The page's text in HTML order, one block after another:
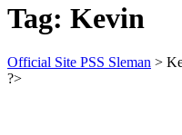
Tag: Kevin
Official Site PSS Sleman >
?>